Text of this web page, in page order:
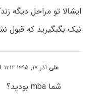
ایشالا تو مراحل دیگه
نیک بگبگیرید که قبول
علی آذر ۱۷, ۱۳۹۵ at ۱۱:۱۲ ق٫ظ
شما mba بودید؟